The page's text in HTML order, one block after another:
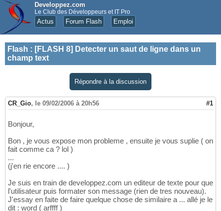
Developpez.com
Le Club des Développeurs et IT Pro
Actus Forum Flash Emploi
Flash : [FLASH 8] Detecter un saut de ligne dans un
champ text
Répondre à la discussion
CR_Gio, le 09/02/2006 à 20h56 #1
Bonjour,
Bon , je vous expose mon probleme , ensuite je vous suplie ( on
fait comme ca ? lol )
...
(j'en rie encore .... )
Je suis en train de developpez.com un editeur de texte pour que
l'utilisateur puis formater son message (rien de tres nouveau).
J'essay en faite de faire quelque chose de similaire a ... allé je le
dit : word ( arffff )